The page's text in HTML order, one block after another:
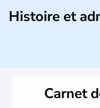
Histoire et
L'Israël est un état
vrai essorCarnet